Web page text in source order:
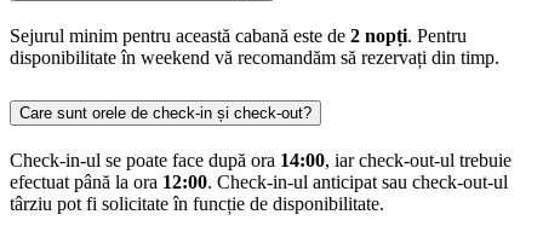
Sejurul minim pentru această cabană este de 2 nopți. Pentru
disponibilitate în weekend vă recomandăm să rezervați din timp.
Care sunt orele de check-in și check-out?
Check-in-ul se poate face după ora 14:00, iar check-out-ul trebuie
efectuat până la ora 12:00. Check-in-ul anticipat sau check-out-ul
târziu pot fi solicitate în funcție de disponibilitate.